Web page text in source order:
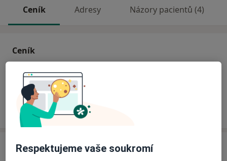
Ceník Adresy Názory pacientů (4)
Ceník
Tento specialista ještě nepřidával žádné informace o
Adresa
Respektujeme vaše soukromí